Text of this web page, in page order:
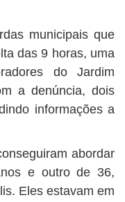
municipais que
das 9 horas, uma
do Jardim
a denúncia, dois
informações a
abordar
e outro de 36,
Eles estavam em